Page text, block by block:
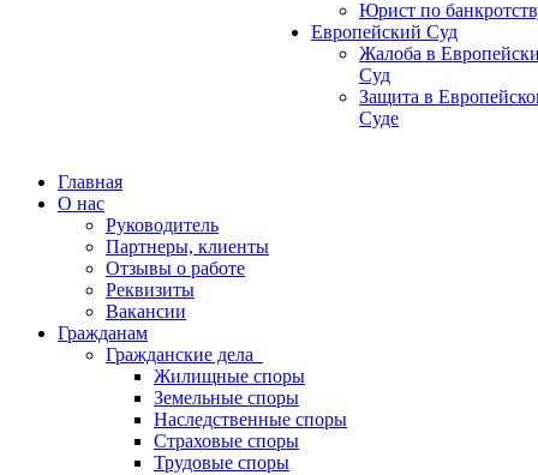
Юрист по
Европейский Суд
Жалоба в
Суд
Защита в
Суде
Главная
О нас
Руководитель
Партнеры, клиенты
Отзывы о работе
Реквизиты
Вакансии
Гражданам
Гражданские дела
Жилищные споры
Земельные споры
Наследственные споры
Страховые споры
Трудовые споры